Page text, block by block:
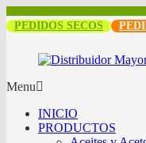
PEDIDOS SECOS
Menu
INICIO
PRODUCTOS